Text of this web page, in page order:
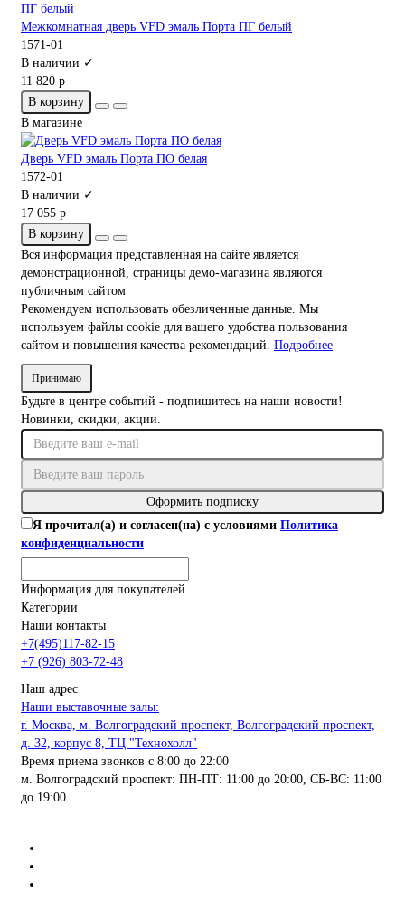
Межкомнатная дверь VFD эмаль Порта ПГ белый
1571-01
В наличии ✓
11 820 р
В корзину
В магазине
Дверь VFD эмаль Порта ПО белая
1572-01
В наличии ✓
17 055 р
В корзину
Вся информация представленная на сайте является
демонстрационной, страницы демо-магазина являются
публичным сайтом
Рекомендуем использовать обезличенные данные. Мы
используем файлы cookie для вашего удобства пользования
сайтом и повышения качества рекомендаций. Подробнее
Принимаю
Будьте в центре событий - подпишитесь на наши новости!
Новинки, скидки, акции.
Оформить подписку
Я прочитал(а) и согласен(на) с условиями Политика
конфиденциальности
Информация для покупателей
Категории
Наши контакты
+7(495)117-82-15
+7 (926) 803-72-48
Наш адрес
Наши выставочные залы:
г. Москва, м. Волгоградский проспект, Волгоградский проспект,
д. 32, корпус 8, ТЦ "Технохолл"
Время приема звонков с 8:00 до 22:00
м. Волгоградский проспект: ПН-ПТ: 11:00 до 20:00, СБ-ВС: 11:00
до 19:00